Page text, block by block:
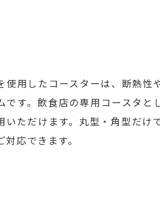
使用したコースターは、断熱性
です。飲食店の専用コースタと
いただけます。丸型・角型だけ
応できます。